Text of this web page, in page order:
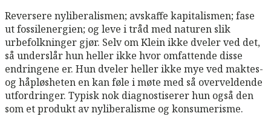
Reversere nyliberalismen; avskaffe kapitalismen; fase
ut fossilenergien; og leve i tråd med naturen slik
urbefolkninger gjør. Selv om Klein ikke dveler ved det,
så underslår hun heller ikke hvor omfattende disse
endringene er. Hun dveler heller ikke mye ved maktes-
og håpløsheten en kan føle i møte med så overveldende
utfordringer. Typisk nok diagnostiserer hun også den
som et produkt av nyliberalisme og konsumerisme.